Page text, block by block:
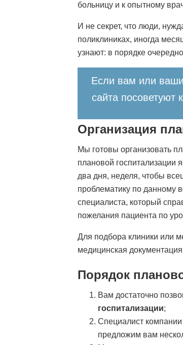
больницу и к опытному
И не секрет, что люди,
поликлиниках, иногда
узнают: в порядке
Если вам или
сайта посоветуют
Организация
Мы готовы организовать
плановой госпитализации
два дня, неделя, чтобы
проблематику по данному
специалиста, который
пожелания пациента по
Для подбора клиники или
медицинская
Порядок
Вам достаточно
госпитализации;
Специалист
предложим вам